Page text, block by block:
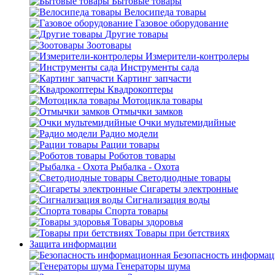
Велосипеда товары
Газовое оборудование
Другие товары
Зоотовары
Измерители-контролеры
Инструменты сада
Картинг запчасти
Квадрокоптеры
Мотоцикла товары
Отмычки замков
Очки мультемидийные
Радио модели
Рации товары
Роботов товары
Рыбалка - Охота
Светодиодные товары
Сигареты электронные
Сигнализация воды
Спорта товары
Товары здоровья
Товары при бетствиях
Защита информации
Безопасность
Генераторы шума